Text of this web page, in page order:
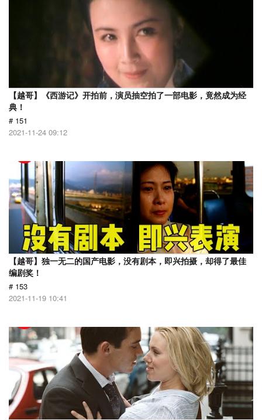
【越哥】《西游记》开拍前，演员抽空拍了一部电影，竟然成为经
典！
# 151
2021-11-24 09:12
【越哥】独一无二的国产电影，没有剧本，即兴拍摄，却得了最佳
编剧奖！
# 153
2021-11-19 10:41